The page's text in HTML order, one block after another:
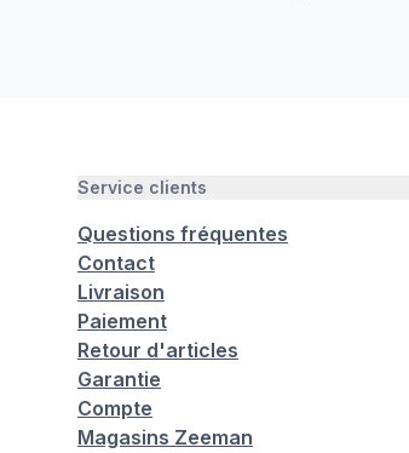
Service clients
Questions fréquentes
Contact
Livraison
Paiement
Retour d'articles
Garantie
Compte
Magasins Zeeman